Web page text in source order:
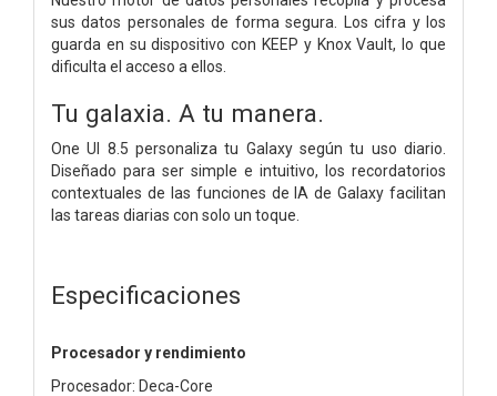
sus datos personales de forma segura. Los cifra y los
guarda en su dispositivo con KEEP y Knox Vault, lo que
dificulta el acceso a ellos.
Tu galaxia. A tu manera.
One UI 8.5 personaliza tu Galaxy según tu uso diario.
Diseñado para ser simple e intuitivo, los recordatorios
contextuales de las funciones de IA de Galaxy facilitan
las tareas diarias con solo un toque.
Especificaciones
Procesador y rendimiento
Procesador: Deca-Core